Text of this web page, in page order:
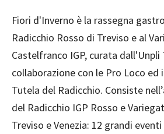
Fiori d'Inverno è la rassegna
Radicchio Rosso di Treviso e al
Castelfranco IGP, curata dall'Unpli
collaborazione con le Pro Loco ed
Tutela del Radicchio. Consiste
del Radicchio IGP Rosso e
Treviso e Venezia: 12 grandi